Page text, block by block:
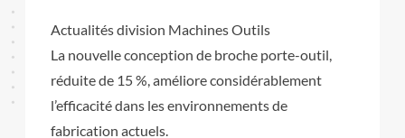
Actualités division Machines Outils
La nouvelle conception de broche porte-outil,
réduite de 15 %, améliore considérablement
l’efficacité dans les environnements de
fabrication actuels.